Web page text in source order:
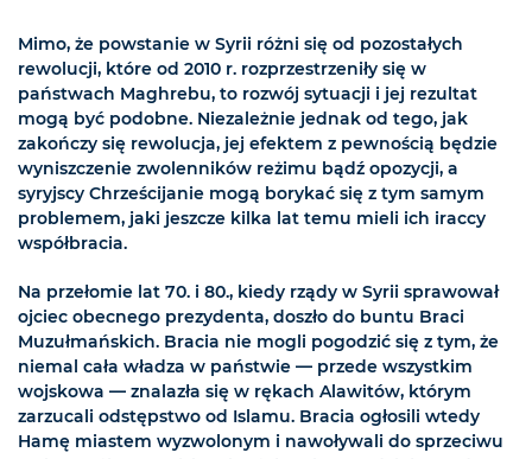
Mimo, że powstanie w Syrii różni się od pozostałych
rewolucji, które od 2010 r. rozprzestrzeniły się w
państwach Maghrebu, to rozwój sytuacji i jej rezultat
mogą być podobne. Niezależnie jednak od tego, jak
zakończy się rewolucja, jej efektem z pewnością będzie
wyniszczenie zwolenników reżimu bądź opozycji, a
syryjscy Chrześcijanie mogą borykać się z tym samym
problemem, jaki jeszcze kilka lat temu mieli ich iraccy
współbracia.
Na przełomie lat 70. i 80., kiedy rządy w Syrii sprawował
ojciec obecnego prezydenta, doszło do buntu Braci
Muzułmańskich. Bracia nie mogli pogodzić się z tym, że
niemal cała władza w państwie — przede wszystkim
wojskowa — znalazła się w rękach Alawitów, którym
zarzucali odstępstwo od Islamu. Bracia ogłosili wtedy
Hamę miastem wyzwolonym i nawoływali do sprzeciwu